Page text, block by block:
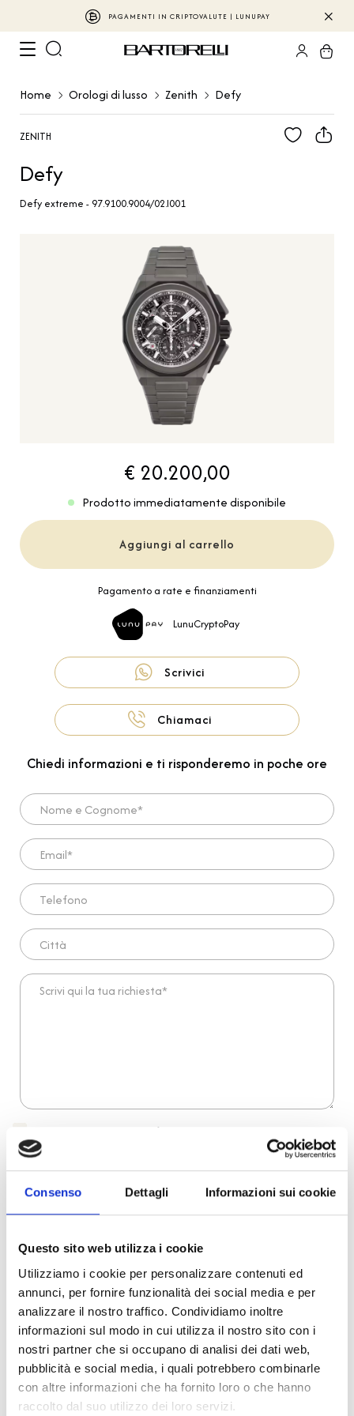
Consenso Dettagli Informazioni sui cookie
Questo sito web utilizza i cookie
Utilizziamo i cookie per personalizzare contenuti ed
annunci, per fornire funzionalità dei social media e per
analizzare il nostro traffico. Condividiamo inoltre
informazioni sul modo in cui utilizza il nostro sito con i
nostri partner che si occupano di analisi dei dati web,
pubblicità e social media, i quali potrebbero combinarle
con altre informazioni che ha fornito loro o che hanno
raccolto dal suo utilizzo dei loro servizi.
PAGAMENTI IN CRIPTOVALUTE | LUNUPAY
Home Orologi di lusso Zenith Defy
ZENITH
Defy
Defy extreme - 97.9100.9004/02.I001
€ 20.200,00
Prodotto immediatamente disponibile
Aggiungi al carrello
Pagamento a rate e finanziamenti
LunuCryptoPay
Scrivici
Chiamaci
Chiedi informazioni e ti risponderemo in poche ore
Nome e Cognome*
Email*
Telefono
Città
Scrivi qui la tua richiesta*
informativa
Desidero iscrivermi alla newsletter e
autorizzo al trattamento dei miei dati personali.
Invia richiesta
Reso facile e veloce
PRONTA consegna
Spedizione Gratuita